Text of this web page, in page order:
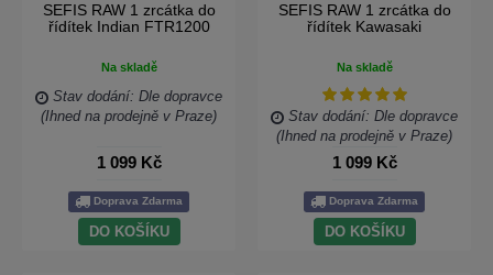
SEFIS RAW 1 zrcátka do
řídítek Indian FTR1200
Na skladě
Stav dodání: Dle dopravce
(Ihned na prodejně v Praze)
1 099 Kč
Doprava Zdarma
DO KOŠÍKU
SEFIS RAW 1 zrcátka do
řídítek Kawasaki
Na skladě
Stav dodání: Dle dopravce
(Ihned na prodejně v Praze)
1 099 Kč
Doprava Zdarma
DO KOŠÍKU